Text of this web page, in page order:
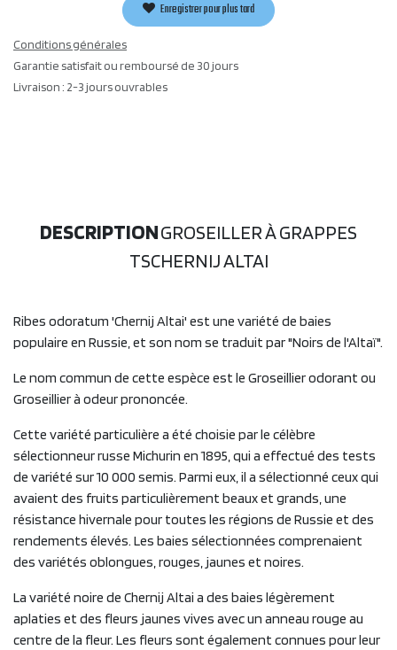
Enregistrer pour plus tard
Conditions générales
Garantie satisfait ou remboursé de 30 jours
Livraison : 2-3 jours ouvrables
DESCRIPTIONGROSEILLER À GRAPPES
TSCHERNIJ ALTAI
Ribes odoratum 'Chernij Altai' est une variété de baies
populaire en Russie, et son nom se traduit par "Noirs de l'Altaï".
Le nom commun de cette espèce est le Groseillier odorant ou
Groseillier à odeur prononcée.
Cette variété particulière a été choisie par le célèbre
sélectionneur russe Michurin en 1895, qui a effectué des tests
de variété sur 10 000 semis. Parmi eux, il a sélectionné ceux qui
avaient des fruits particulièrement beaux et grands, une
résistance hivernale pour toutes les régions de Russie et des
rendements élevés. Les baies sélectionnées comprenaient
des variétés oblongues, rouges, jaunes et noires.
La variété noire de Chernij Altai a des baies légèrement
aplaties et des fleurs jaunes vives avec un anneau rouge au
centre de la fleur. Les fleurs sont également connues pour leur